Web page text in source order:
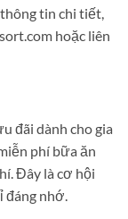
tin chi tiết,
hoặc liên
đãi dành cho gia
phí bữa ăn
Đây là cơ hội
nhớ.